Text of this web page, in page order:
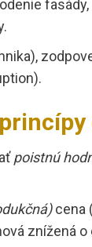
poistnú
cena
znížená o